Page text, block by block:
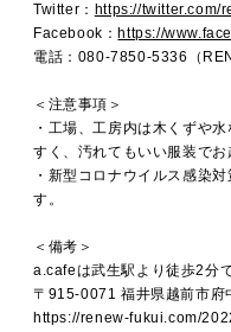
Twitter： https://twitter.com/
Facebook： https://
電話：080-7850-5336（
＜注意事項＞
・工場、工房内は木くずや
すく、汚れてもいい服装でお
・新型コロナウイルス感染
す。
＜備考＞
a.cafeは武生駅より徒歩2分で
〒915-0071 福井県越前市府
https://renew-fukui.com/